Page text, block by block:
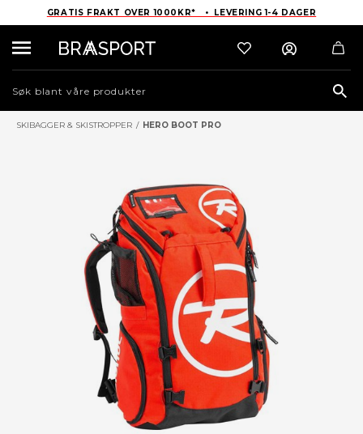
GRATIS FRAKT OVER 1000KR* • LEVERING 1-4 DAGER
SKIBAGGER & SKISTROPPER / HERO BOOT PRO